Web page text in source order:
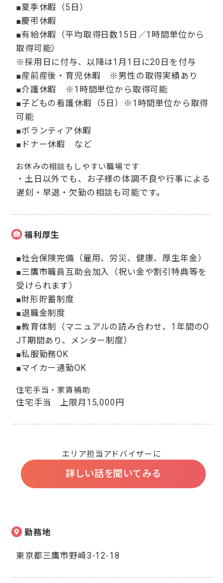
■夏季休暇（5日）
■慶弔休暇
■有給休暇（平均取得日数15日／1時間単位から
取得可能）
※採用日に付与、以降は1月1日に20日を付与
■産前産後・育児休暇　※男性の取得実績あり
■介護休暇　※1時間単位から取得可能
■子どもの看護休暇（5日）※1時間単位から取得
可能
■ボランティア休暇
■ドナー休暇　など
お休みの相談もしやすい職場です
・土日以外でも、お子様の体調不良や行事による
遅刻・早退・欠勤の相談も可能です。
福利厚生
■社会保険完備（雇用、労災、健康、厚生年金）
■三鷹市職員互助会加入（祝い金や割引特典等を
受けられます）
■財形貯蓄制度
■退職金制度
■教育体制（マニュアルの読み合わせ、1年間のO
JT期間あり、メンター制度）
■私服勤務OK
■マイカー通勤OK
住宅手当・家賃補助
住宅手当　上限月15,000円
エリア担当アドバイザーに
詳しい話を聞いてみる
勤務地
東京都三鷹市野崎3-12-18